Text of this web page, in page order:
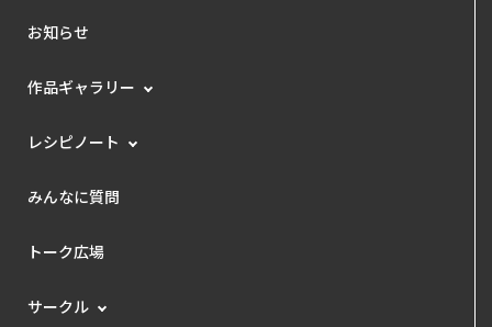
お知らせ
作品ギャラリー
レシピノート
みんなに質問
トーク広場
サークル